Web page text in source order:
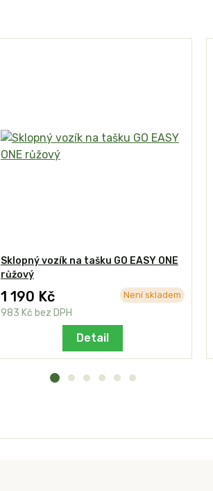
Sklopný vozík na tašku GO EASY ONE
růžový
1 190 Kč
983 Kč bez DPH
Není skladem
Detail